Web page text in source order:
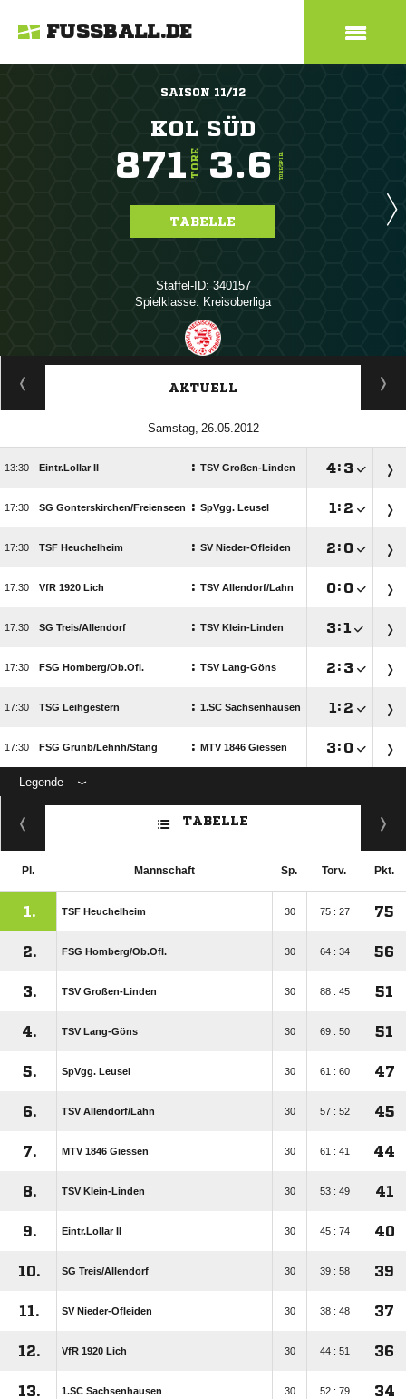
FUSSBALL.DE
SAISON 11/12
KOL SÜD
871TORE 3.6 TORE/SPIEL
TABELLE
Staffel-ID: 340157
Spielklasse: Kreisoberliga
ANZEIGE
AKTUELL
 
 Eintr.Lollar II : TSV Großen-Linden : 
 SG Gonterskirchen/​Freienseen : SpVgg. Leusel  : 
 TSF Heuchelheim : SV Nieder-Ofleiden : 
 VfR 1920 Lich : TSV Allendorf/​Lahn : 
 SG Treis/​Allendorf : TSV Klein-Linden :
 FSG Homberg/​Ob.Ofl. : TSV Lang-Göns : 
 TSG Leihgestern : 1.SC Sachsenhausen  : 
 FSG Grünb/​Lehnh/​Stang : MTV 1846 Giessen : 
Legende
ANZEIGE
TABELLE
Pl. Mannschaft Sp. Torv. Pkt.
1. TSF Heuchelheim 30 75 : 27 75
2. FSG Homberg/​Ob.Ofl. 30 64 : 34 56
3. TSV Großen-Linden 30 88 : 45 51
4. TSV Lang-Göns 30 69 : 50 51
5. SpVgg. Leusel 30 61 : 60 47
6. TSV Allendorf/​Lahn 30 57 : 52 45
7. MTV 1846 Giessen 30 61 : 41 44
8. TSV Klein-Linden 30 53 : 49 41
9. Eintr.Lollar II 30 45 : 74 40
10. SG Treis/​Allendorf 30 39 : 58 39
11. SV Nieder-Ofleiden 30 38 : 48 37
12. VfR 1920 Lich 30 44 : 51 36
13. 1.SC Sachsenhausen 30 52 : 79 34